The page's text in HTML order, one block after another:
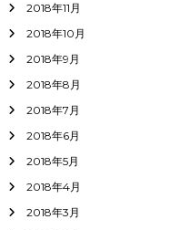
2018年11月
2018年10月
2018年9月
2018年8月
2018年7月
2018年6月
2018年5月
2018年4月
2018年3月